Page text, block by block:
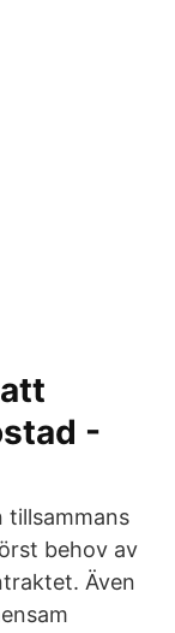
-
tillsammans
behov av
Även